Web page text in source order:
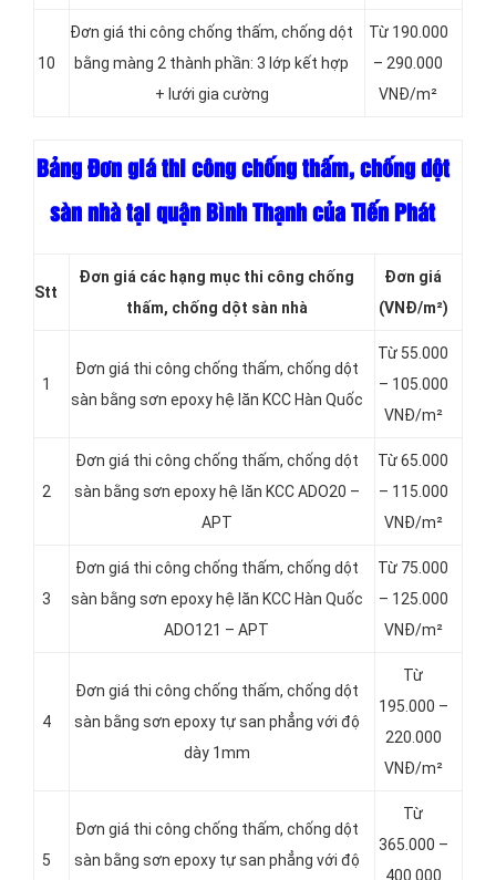
10
Đơn giá thi công chống thấm, chống dột
bằng màng 2 thành phần: 3 lớp kết hợp
+ lưới gia cường
Từ 190.000
– 290.000
VNĐ/m²
Bảng Đơn giá thi công chống thấm, chống dột
sàn nhà tại quận Bình Thạnh của Tiến Phát
Stt
Đơn giá các hạng mục thi công chống
thấm, chống dột sàn nhà
Đơn giá
(VNĐ/m²)
1
Đơn giá thi công chống thấm, chống dột
sàn bằng sơn epoxy hệ lăn KCC Hàn Quốc
Từ 55.000
– 105.000
VNĐ/m²
2
Đơn giá thi công chống thấm, chống dột
sàn bằng sơn epoxy hệ lăn KCC ADO20 –
APT
Từ 65.000
– 115.000
VNĐ/m²
3
Đơn giá thi công chống thấm, chống dột
sàn bằng sơn epoxy hệ lăn KCC Hàn Quốc
ADO121 – APT
Từ 75.000
– 125.000
VNĐ/m²
4
Đơn giá thi công chống thấm, chống dột
sàn bằng sơn epoxy tự san phẳng với độ
dày 1mm
Từ
195.000 –
220.000
VNĐ/m²
5
Đơn giá thi công chống thấm, chống dột
sàn bằng sơn epoxy tự san phẳng với độ
Từ
365.000 –
400.000